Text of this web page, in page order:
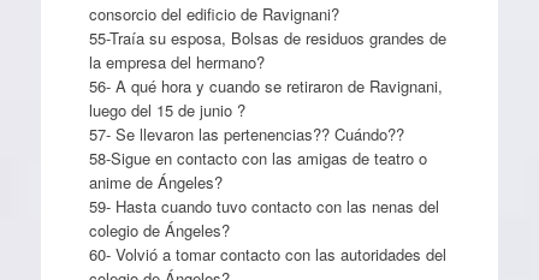
consorcio del edificio de Ravignani?
55-Traía su esposa, Bolsas de residuos grandes de
la empresa del hermano?
56- A qué hora y cuando se retiraron de Ravignani,
luego del 15 de junio ?
57- Se llevaron las pertenencias?? Cuándo??
58-Sigue en contacto con las amigas de teatro o
anime de Ángeles?
59- Hasta cuando tuvo contacto con las nenas del
colegio de Ángeles?
60- Volvió a tomar contacto con las autoridades del